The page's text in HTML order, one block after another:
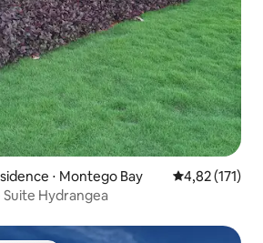
⋅ Montego Bay Évaluation
4,82 (171)
Hydrangea